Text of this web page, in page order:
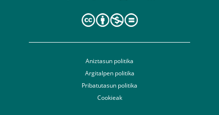
Aniztasun politika
Argitalpen politika
Pribatutasun politika
Cookieak